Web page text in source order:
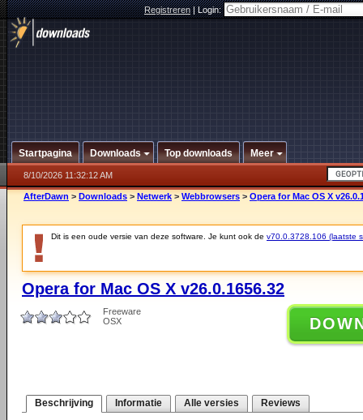
Registreren|Login:
Startpagina Downloads Top downloads Meer
8/10/2026 11:32:12 AM
AfterDawn > Downloads > Netwerk > Webbrowsers > Opera for Mac OS X
Dit is een oude versie van deze software. Je kunt ook de v70.0.3728.106 (laatste
Opera for Mac OS X v26.0.1656.32
Freeware
OSX
Beschrijving Informatie Alle versies Reviews